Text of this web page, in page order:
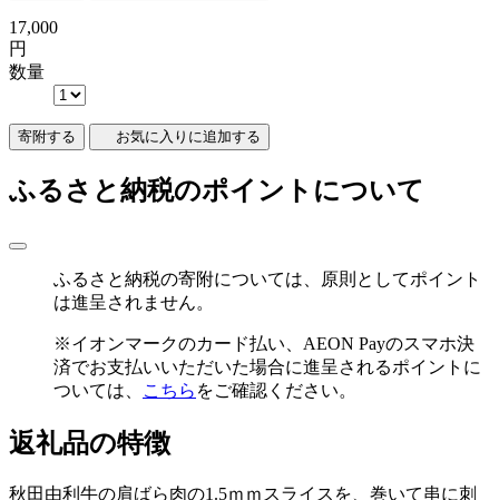
17,000
円
数量
寄附する お気に入りに追加する
ふるさと納税のポイントについて
ふるさと納税の寄附については、原則としてポイント
は進呈されません。
※イオンマークのカード払い、AEON Payのスマホ決
済でお支払いいただいた場合に進呈されるポイントに
ついては、
こちら をご確認ください。
返礼品の特徴
秋田由利牛の肩ばら肉の1.5ｍｍスライスを、巻いて串に刺